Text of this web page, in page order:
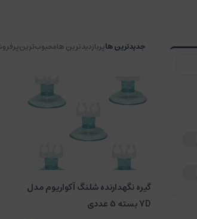
جدیدترین هاپربازدیدترین هامحبوب‌‌ترین
گیره نگهدارنده شلنگ آکواریوم مدل
7D بسته 5 عددی